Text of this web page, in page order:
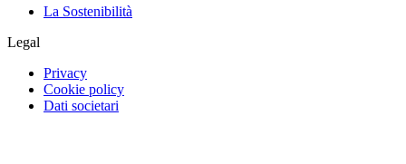
La Sostenibilità
Legal
Privacy
Cookie policy
Dati societari